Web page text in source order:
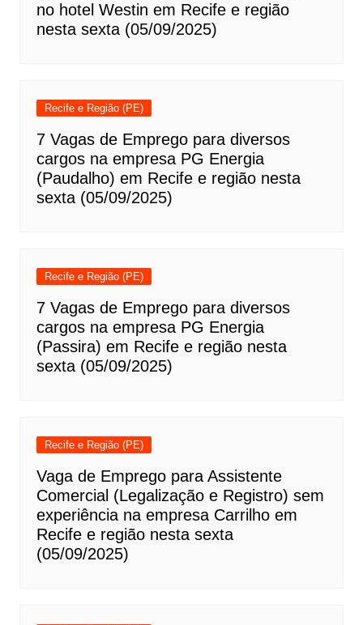
no hotel Westin em Recife e região
nesta sexta (05/09/2025)
Recife e Região (PE)
7 Vagas de Emprego para diversos
cargos na empresa PG Energia
(Paudalho) em Recife e região nesta
sexta (05/09/2025)
Recife e Região (PE)
7 Vagas de Emprego para diversos
cargos na empresa PG Energia
(Passira) em Recife e região nesta
sexta (05/09/2025)
Recife e Região (PE)
Vaga de Emprego para Assistente
Comercial (Legalização e Registro) sem
experiência na empresa Carrilho em
Recife e região nesta sexta
(05/09/2025)